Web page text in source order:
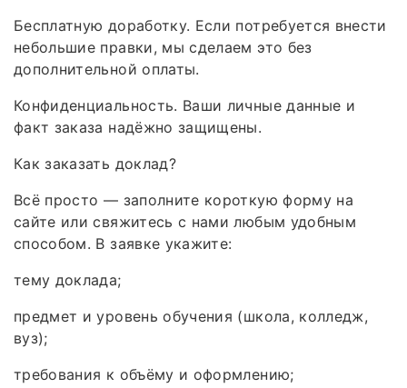
Бесплатную доработку. Если потребуется внести
небольшие правки, мы сделаем это без
дополнительной оплаты.
Конфиденциальность. Ваши личные данные и
факт заказа надёжно защищены.
Как заказать доклад?
Всё просто — заполните короткую форму на
сайте или свяжитесь с нами любым удобным
способом. В заявке укажите:
тему доклада;
предмет и уровень обучения (школа, колледж,
вуз);
требования к объёму и оформлению;